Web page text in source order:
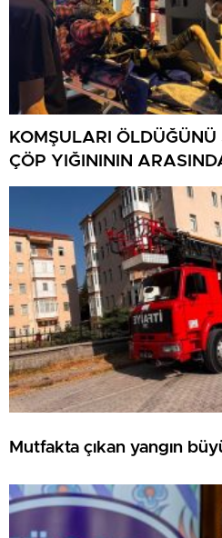
KOMŞULARI ÖLDÜĞÜNÜ
ÇÖP YIĞINININ
Mutfakta çıkan yangın